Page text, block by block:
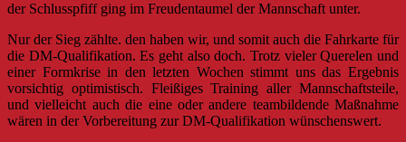
der Schlusspfiff ging im Freudentaumel der Mannschaft unter.
Nur der Sieg zählte. den haben wir, und somit auch die Fahrkarte für
die DM-Qualifikation. Es geht also doch. Trotz vieler Querelen und
einer Formkrise in den letzten Wochen stimmt uns das Ergebnis
vorsichtig optimistisch. Fleißiges Training aller Mannschaftsteile,
und vielleicht auch die eine oder andere teambildende Maßnahme
wären in der Vorbereitung zur DM-Qualifikation wünschenswert.